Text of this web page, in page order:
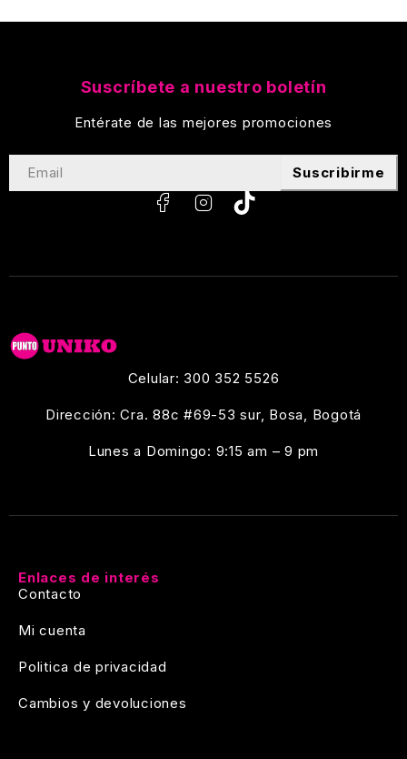
Celular: 300 352 5526
Dirección: Cra. 88c #69-53 sur, Bosa, Bogotá
Lunes a Domingo: 9:15 am – 9 pm
Enlaces de interés
Contacto
Mi cuenta
Politica de privacidad
Cambios y devoluciones
Suscríbete a nuestro boletín
Entérate de las mejores promociones
Suscribirme